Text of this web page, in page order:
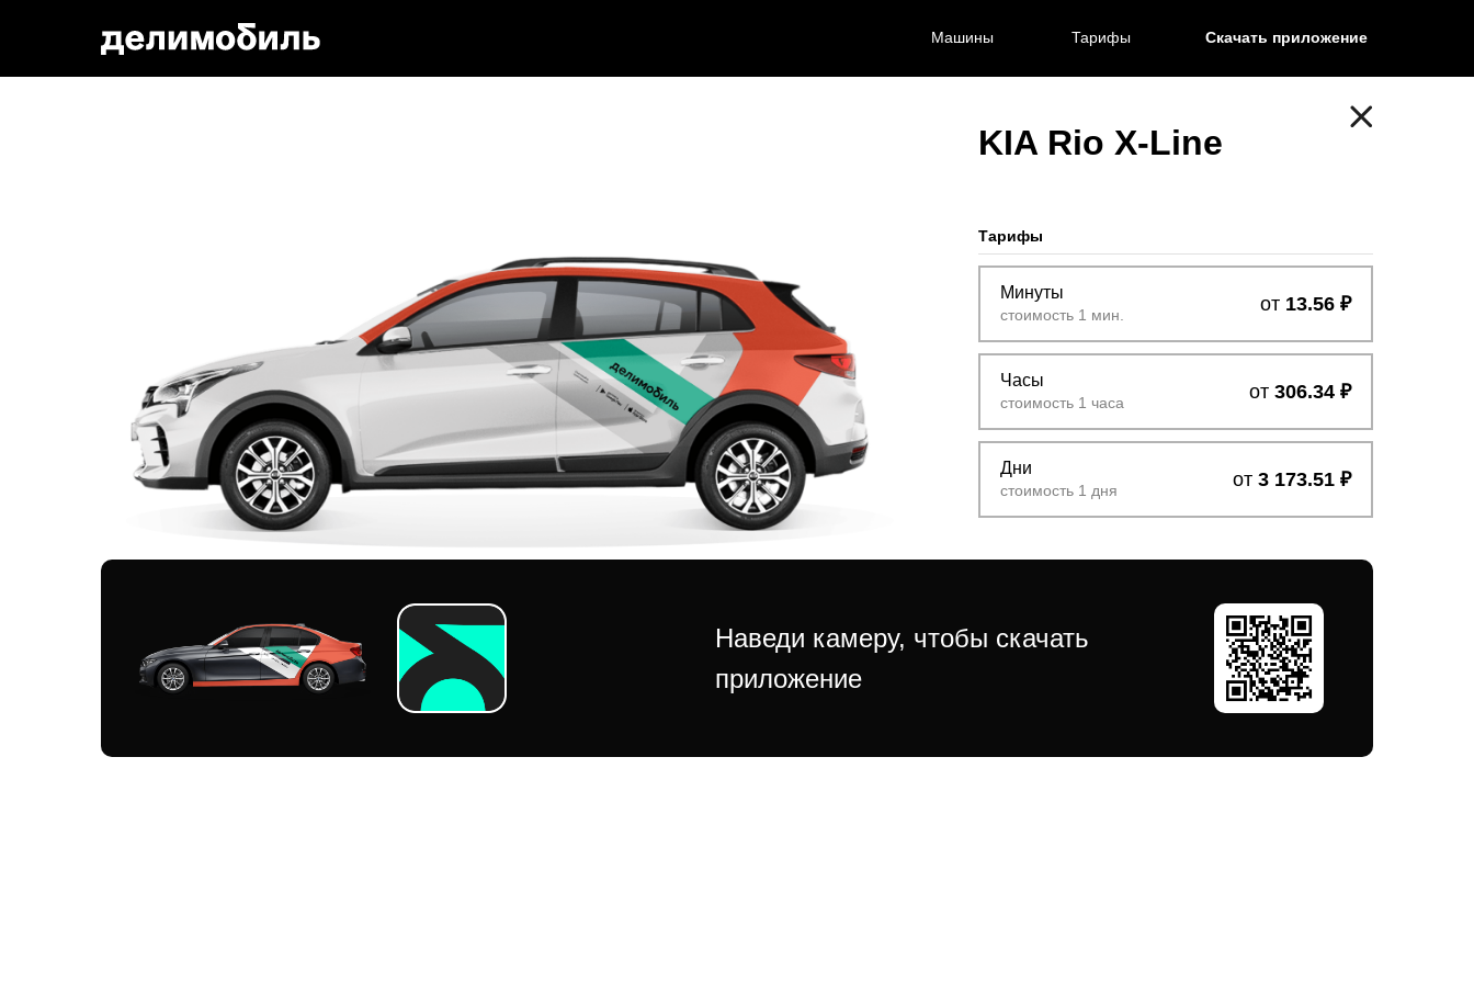
Машины Тарифы Скачать приложение
KIA Rio X-Line
Тарифы
от 13.56 ₽
от 306.34 ₽
Минуты
стоимость 1 мин.
Часы
стоимость 1 часа
от 3 173.51 ₽
Дни
стоимость 1 дня
Наведи камеру, чтобы cкачать
приложение